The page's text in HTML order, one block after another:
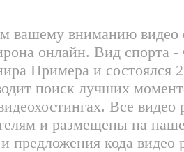
вашему вниманию видео
онлайн. Вид спорта
Примера и состоялся
поиск лучших
Все видео
и размещены на
предложения кода видео